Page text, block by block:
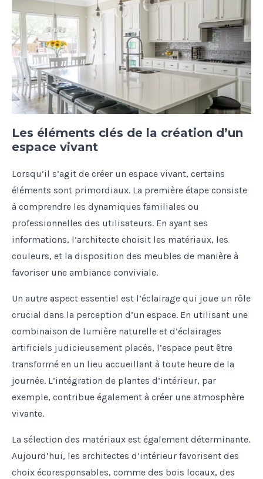
Les éléments clés de la création d’un
espace vivant
Lorsqu’il s’agit de créer un espace vivant, certains
éléments sont primordiaux. La première étape consiste
à comprendre les dynamiques familiales ou
professionnelles des utilisateurs. En ayant ses
informations, l’architecte choisit les matériaux, les
couleurs, et la disposition des meubles de manière à
favoriser une ambiance conviviale.
Un autre aspect essentiel est l’éclairage qui joue un rôle
crucial dans la perception d’un espace. En utilisant une
combinaison de lumière naturelle et d’éclairages
artificiels judicieusement placés, l’espace peut être
transformé en un lieu accueillant à toute heure de la
journée. L’intégration de plantes d’intérieur, par
exemple, contribue également à créer une atmosphère
vivante.
La sélection des matériaux est également déterminante.
Aujourd’hui, les architectes d’intérieur favorisent des
choix écoresponsables, comme des bois locaux, des